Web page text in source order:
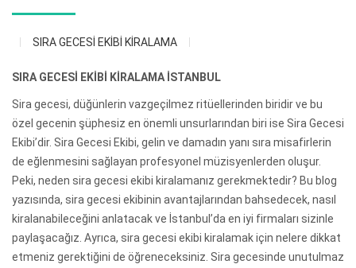
SIRA GECESİ EKİBİ KİRALAMA
SIRA GECESİ EKİBİ KİRALAMA İSTANBUL
Sira gecesi, düğünlerin vazgeçilmez ritüellerinden biridir ve bu
özel gecenin şüphesiz en önemli unsurlarından biri ise Sira Gecesi
Ekibi’dir. Sira Gecesi Ekibi, gelin ve damadın yanı sıra misafirlerin
de eğlenmesini sağlayan profesyonel müzisyenlerden oluşur.
Peki, neden sira gecesi ekibi kiralamanız gerekmektedir? Bu blog
yazısında, sira gecesi ekibinin avantajlarından bahsedecek, nasıl
kiralanabileceğini anlatacak ve İstanbul’da en iyi firmaları sizinle
paylaşacağız. Ayrıca, sira gecesi ekibi kiralamak için nelere dikkat
etmeniz gerektiğini de öğreneceksiniz. Sira gecesinde unutulmaz